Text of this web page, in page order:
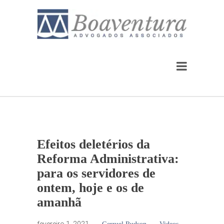
Efeitos deletérios da
Reforma Administrativa:
para os servidores de
ontem, hoje e os de
amanhã